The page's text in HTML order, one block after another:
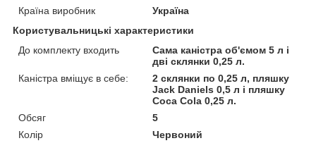
Країна виробник
Україна
Користувальницькі характеристики
До комплекту входить
Сама каністра об'ємом 5 л і
дві склянки 0,25 л.
Каністра вміщує в себе:
2 склянки по 0,25 л, пляшку
Jack Daniels 0,5 л і пляшку
Coca Cola 0,25 л.
Обсяг
5
Колір
Червоний